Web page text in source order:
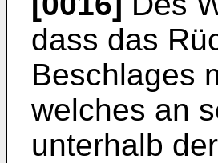
dass das
Beschlages
welches an
unterhalb